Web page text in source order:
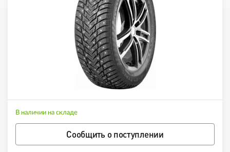
В наличии на складе
Сообщить о поступлении